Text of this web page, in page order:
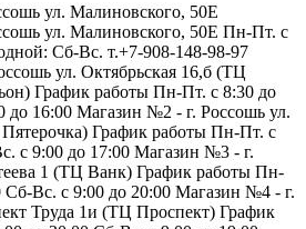
ул. Малиновского, 50Е
ул. Малиновского, 50Е Пн-Пт. с
Сб-Вс. т.+7-908-148-98-97
ул. Октябрьская 16,б (ТЦ
График работы Пн-Пт. с 8:30 до
до 16:00 Магазин №2 - г. Россошь ул.
График работы Пн-Пт. с
с 9:00 до 17:00 Магазин №3 - г.
1 (ТЦ Ванк) График работы Пн-
Сб-Вс. с 9:00 до 20:00 Магазин №4 - г.
Труда 1и (ТЦ Проспект) График